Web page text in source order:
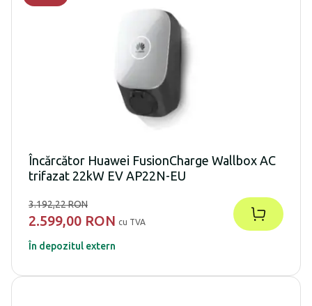
Încărcător Huawei FusionCharge Wallbox AC
trifazat 22kW EV AP22N-EU
3.192,22 RON
2.599,00 RON cu TVA
În depozitul extern